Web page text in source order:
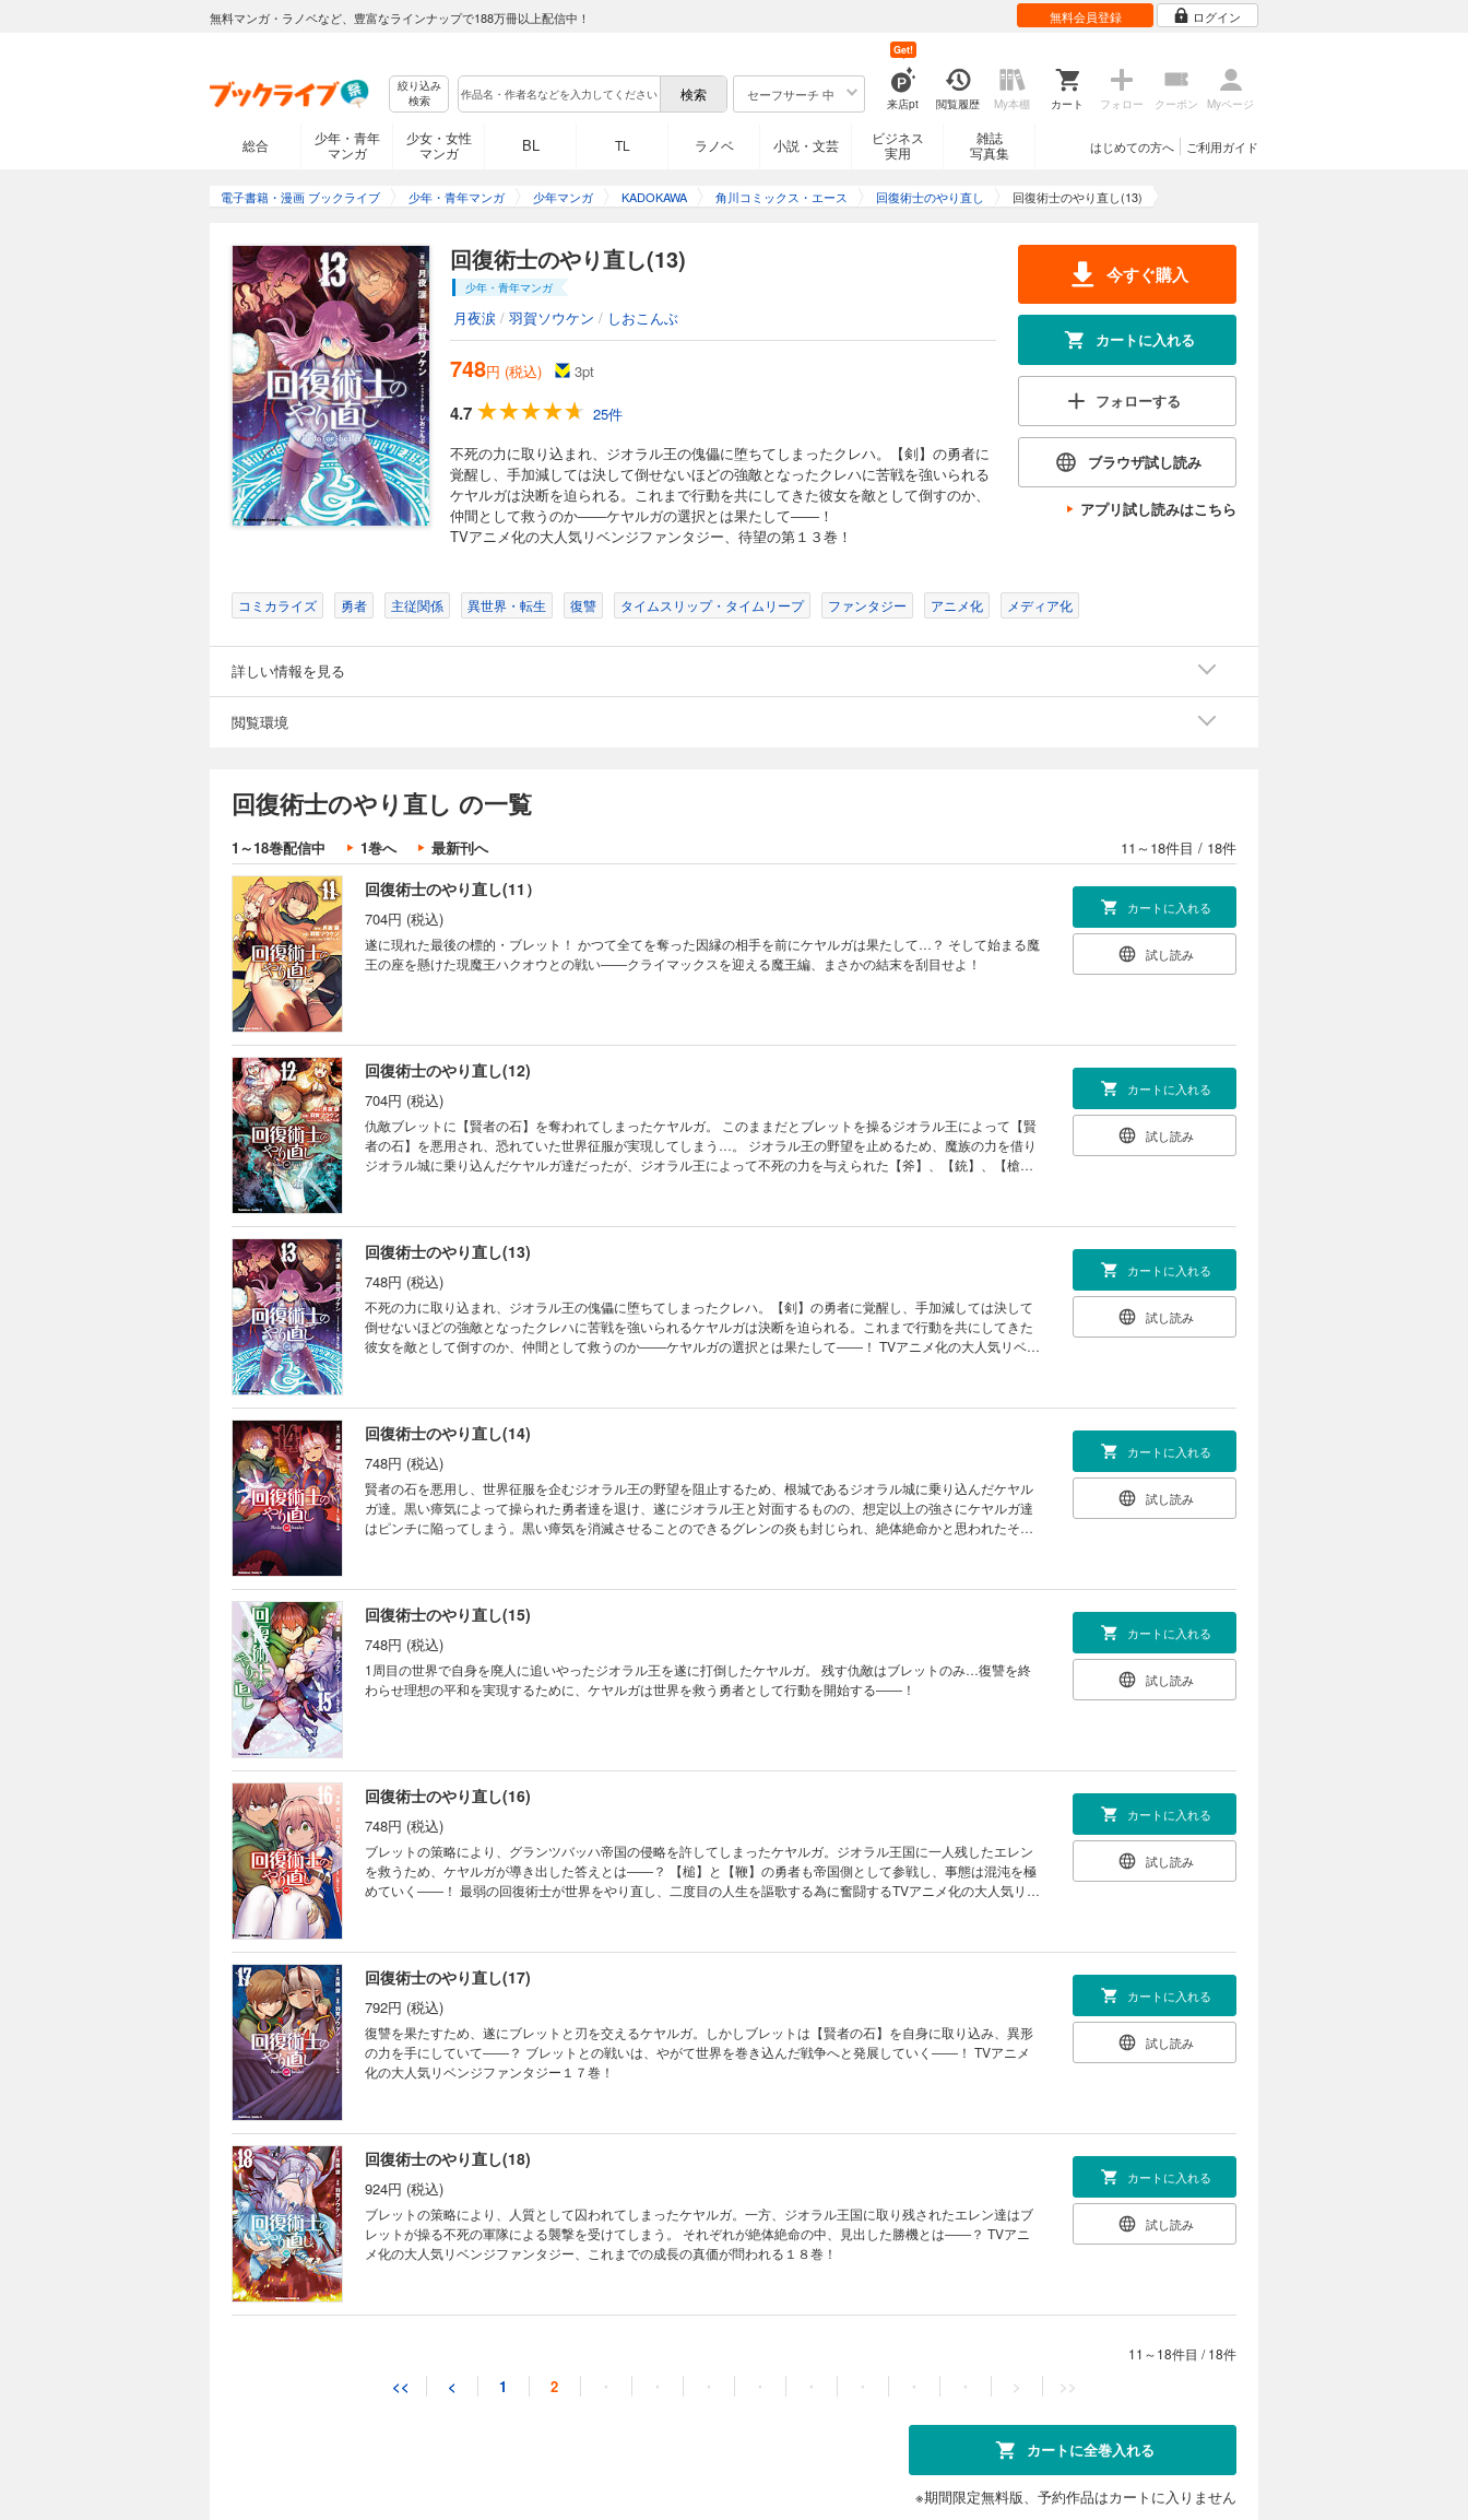
無料マンガ・ラノベなど、豊富なラインナップで188万冊以上配信中！ 無料会員登録 ログイン
絞り込み
検索
セーフサーチ 中
来店pt
Get!
閲覧履歴 My本棚 カート フォロー クーポン Myページ
総合
少年・青年
マンガ
少女・女性
マンガ
BL TL ラノベ 小説・文芸
ビジネス
実用
雑誌
写真集
ご利用ガイド
はじめての方へ
電子書籍・漫画 ブックライブ 少年・青年マンガ 少年マンガ KADOKAWA 角川コミックス・エース 回復術士のやり直し 回復術士のやり直し(13)
回復術士のやり直し(13)
少年・青年マンガ
月夜涙 / 羽賀ソウケン / しおこんぶ
748円 (税込) 3pt
4.7
25件
不死の力に取り込まれ、ジオラル王の傀儡に堕ちてしまったクレハ。【剣】の勇者に
覚醒し、手加減しては決して倒せないほどの強敵となったクレハに苦戦を強いられる
ケヤルガは決断を迫られる。これまで行動を共にしてきた彼女を敵として倒すのか、
仲間として救うのか――ケヤルガの選択とは果たして――！
TVアニメ化の大人気リベンジファンタジー、待望の第１３巻！
今すぐ購入
カートに入れる
フォローする
ブラウザ試し読み
アプリ試し読みはこちら
コミカライズ 勇者 主従関係 異世界・転生 復讐 タイムスリップ・タイムリープ ファンタジー アニメ化 メディア化
詳しい情報を見る
閲覧環境
回復術士のやり直し の一覧
1～18巻配信中 1巻へ 最新刊へ 11～18件目 / 18件
682円 (税込)
め、あえてブレイドの策に乗ることを決断。互いの策謀が交錯する中、勝利を手にするのは一体誰!?
回復術士のやり直し(7)
704円 (税込)
回復術士のやり直し(8)
704円 (税込)
宿敵ノルン姫への復讐を終え、ケヤルガは次の復讐に向け動き出す。残る標的はジオラル王にブレットと強敵ばか
り…更なる戦力を求め、ケヤルガが向かった先は――？ 大人気復讐ファンタジー、遂に新章突入！
カートに入れる
試し読み
回復術士のやり直し(9)
をイヴの故郷である集落に送り込み――？ TVアニメ化した大人気リベンジファンタジー、第９幕！
カートに入れる
回復術士のやり直し(11）
704円 (税込)
遂に現れた最後の標的・ブレット！ かつて全てを奪った因縁の相手を前にケヤルガは果たして…？ そして始まる魔
王の座を懸けた現魔王ハクオウとの戦い――クライマックスを迎える魔王編、まさかの結末を刮目せよ！
カートに入れる
試し読み
回復術士のやり直し(12)
704円 (税込)
仇敵ブレットに【賢者の石】を奪われてしまったケヤルガ。 このままだとブレットを操るジオラル王によって【賢
者の石】を悪用され、恐れていた世界征服が実現してしまう…。 ジオラル王の野望を止めるため、魔族の力を借り
ジオラル城に乗り込んだケヤルガ達だったが、ジオラル王によって不死の力を与えられた【斧】、【銃】、【槍】
カートに入れる
試し読み
回復術士のやり直し(13)
748円 (税込)
不死の力に取り込まれ、ジオラル王の傀儡に堕ちてしまったクレハ。【剣】の勇者に覚醒し、手加減しては決して
倒せないほどの強敵となったクレハに苦戦を強いられるケヤルガは決断を迫られる。これまで行動を共にしてきた
彼女を敵として倒すのか、仲間として救うのか――ケヤルガの選択とは果たして――！ TVアニメ化の大人気リベン
カートに入れる
試し読み
回復術士のやり直し(14)
748円 (税込)
賢者の石を悪用し、世界征服を企むジオラル王の野望を阻止するため、根城であるジオラル城に乗り込んだケヤル
ガ達。黒い瘴気によって操られた勇者達を退け、遂にジオラル王と対面するものの、想定以上の強さにケヤルガ達
はピンチに陥ってしまう。黒い瘴気を消滅させることのできるグレンの炎も封じられ、絶体絶命かと思われたその
ンタジー、新章の幕が上がる第１４巻！
カートに入れる
試し読み
回復術士のやり直し(15)
748円 (税込)
1周目の世界で自身を廃人に追いやったジオラル王を遂に打倒したケヤルガ。 残す仇敵はブレットのみ…復讐を終
わらせ理想の平和を実現するために、ケヤルガは世界を救う勇者として行動を開始する――！
カートに入れる
試し読み
回復術士のやり直し(16)
748円 (税込)
ブレットの策略により、グランツバッハ帝国の侵略を許してしまったケヤルガ。ジオラル王国に一人残したエレン
を救うため、ケヤルガが導き出した答えとは――？ 【槌】と【鞭】の勇者も帝国側として参戦し、事態は混沌を極
めていく――！ 最弱の回復術士が世界をやり直し、二度目の人生を謳歌する為に奮闘するTVアニメ化の大人気リベ
カートに入れる
試し読み
回復術士のやり直し(17)
792円 (税込)
復讐を果たすため、遂にブレットと刃を交えるケヤルガ。しかしブレットは【賢者の石】を自身に取り込み、異形
の力を手にしていて――？ ブレットとの戦いは、やがて世界を巻き込んだ戦争へと発展していく――！ TVアニメ
化の大人気リベンジファンタジー１７巻！
カートに入れる
試し読み
回復術士のやり直し(18)
924円 (税込)
ブレットの策略により、人質として囚われてしまったケヤルガ。一方、ジオラル王国に取り残されたエレン達はブ
レットが操る不死の軍隊による襲撃を受けてしまう。 それぞれが絶体絶命の中、見出した勝機とは――？ TVアニ
メ化の大人気リベンジファンタジー、これまでの成長の真価が問われる１８巻！
カートに入れる
試し読み
11～18件目 /18件
<< < 1 2 ・ ・ ・ ・ ・ ・ ・ ・ > >>
カートに全巻入れる
※期間限定無料版、予約作品はカートに入りません